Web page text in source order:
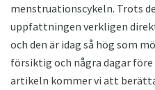
menstruationscykeln. Trots
uppfattningen verkligen
och den är idag så hög som
försiktig och några dagar
artikeln kommer vi att